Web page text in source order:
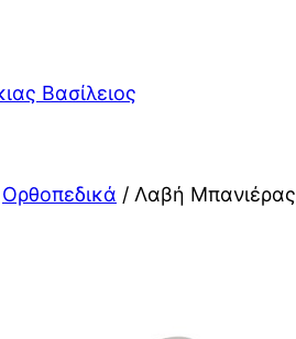
Βασίλειος
Ορθοπεδικά / Λαβή Μπανιέρας